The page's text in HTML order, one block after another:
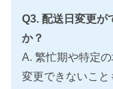
Q3. 配送日変更が
か？
A. 繁忙期や特定
変更できないこ